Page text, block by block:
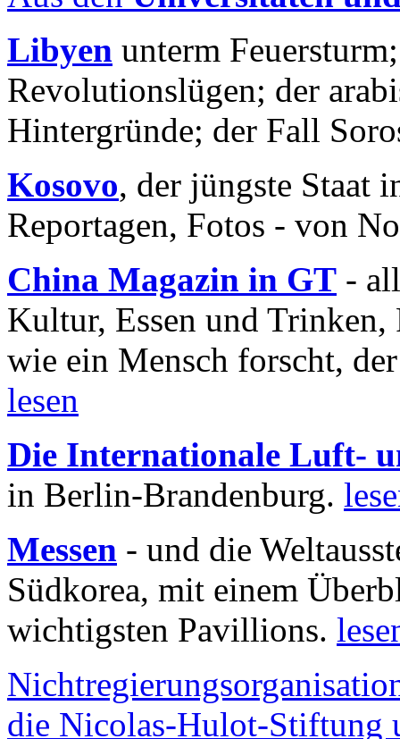
Libyen unterm
Revolutionslügen; der
Hintergründe; der Fall
Kosovo, der jüngste Staat
Reportagen, Fotos - von
China Magazin in GT -
Kultur, Essen und
wie ein Mensch forscht,
lesen
Die Internationale Luft-
in Berlin-Brandenburg.
Messen - und die
Südkorea, mit einem
wichtigsten Pavillions.
die Nicolas-Hulot-Stiftung